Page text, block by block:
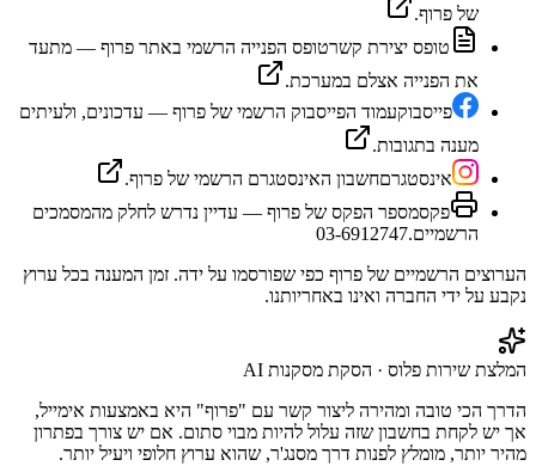
של פרוף.
טופס יצירת קשרטופס הפנייה הרשמי באתר פרוף — מתעד
את הפנייה אצלם במערכת.
פייסבוקעמוד הפייסבוק הרשמי של פרוף — עדכונים, ולעיתים
מענה בתגובות.
אינסטגרםחשבון האינסטגרם הרשמי של פרוף.
פקסמספר הפקס של פרוף — עדיין נדרש לחלק מהמסמכים
הרשמיים.03-6912747
הערוצים הרשמיים של פרוף כפי שפורסמו על ידה. זמן המענה בכל ערוץ
נקבע על ידי החברה ואינו באחריותנו.
המלצת שירות פלוס · הסקת מסקנות AI
הדרך הכי טובה ומהירה ליצור קשר עם "פרוף" היא באמצעות אימייל,
אך יש לקחת בחשבון שזה עלול להיות מבוי סתום. אם יש צורך בפתרון
מהיר יותר, מומלץ לפנות דרך מסנג'ר, שהוא ערוץ חלופי ויעיל יותר.